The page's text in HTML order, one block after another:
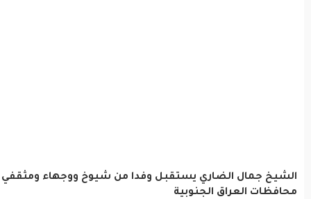
الشيخ جمال الضاري يستقبل وفدا من شيوخ ووجهاء ومثقفي
محافظات العراق الجنوبية